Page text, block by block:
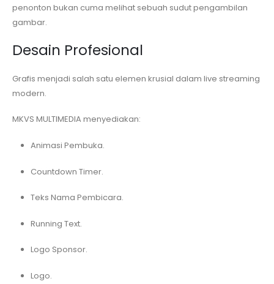
penonton bukan cuma melihat sebuah sudut pengambilan
gambar.
Desain Profesional
Grafis menjadi salah satu elemen krusial dalam live streaming
modern.
MKVS MULTIMEDIA menyediakan:
Animasi Pembuka.
Countdown Timer.
Teks Nama Pembicara.
Running Text.
Logo Sponsor.
Logo.